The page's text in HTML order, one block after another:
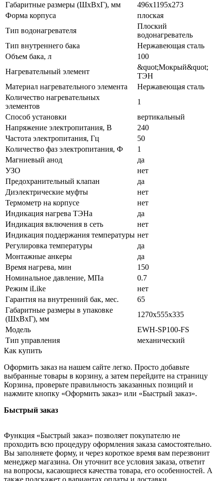
Габаритные размеры (ШxВxГ), мм
496x1195x273
Форма корпуса
плоская
Тип водонагревателя
Плоский
водонагреватель
Тип внутреннего бака
Нержавеющая сталь
Объем бака, л
100
Нагревательный элемент
&quot;Мокрый&quot;
ТЭН
Материал нагревательного элемента
Нержавеющая сталь
Количество нагревательных
элементов
1
Способ установки
вертикальный
Напряжение электропитания, В
240
Частота электропитания, Гц
50
Количество фаз электропитания, Ф
1
Магниевый анод
да
УЗО
нет
Предохранительный клапан
да
Диэлектрические муфты
нет
Термометр на корпусе
нет
Индикация нагрева ТЭНа
да
Индикация включения в сеть
нет
Индикация поддержания температуры нет
Регулировка температуры
да
Монтажные анкеры
да
Время нагрева, мин
150
Номинальное давление, МПа
0.7
Режим iLike
нет
Гарантия на внутренний бак, мес.
65
Габаритные размеры в упаковке
(ШxВxГ), мм
1270x555x335
Модель
EWH-SP100-FS
Тип управления
механический
Как купить
Оформить заказ на нашем сайте легко. Просто добавьте
выбранные товары в корзину, а затем перейдите на страницу
Корзина, проверьте правильность заказанных позиций и
нажмите кнопку «Оформить заказ» или «Быстрый заказ».
Быстрый заказ
Функция «Быстрый заказ» позволяет покупателю не
проходить всю процедуру оформления заказа самостоятельно.
Вы заполняете форму, и через короткое время вам перезвонит
менеджер магазина. Он уточнит все условия заказа, ответит
на вопросы, касающиеся качества товара, его особенностей. А